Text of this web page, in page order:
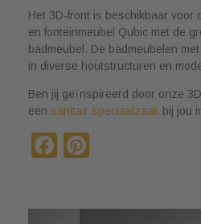
Het 3D-front is beschikbaar voor
en fonteinmeubel Qubic met de
badmeubel. De badmeubelen
in diverse houtstructuren en
Ben jij geïnspireerd door onze
een sanitair speciaalzaak bij jou
Facebook